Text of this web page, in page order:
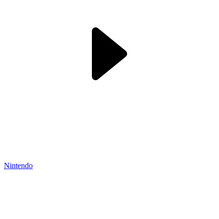
Nintendo